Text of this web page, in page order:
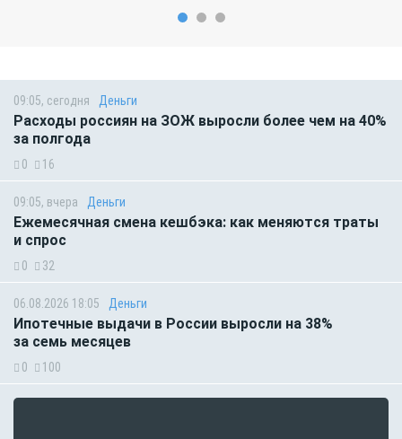
09:05, сегодня Деньги
Расходы россиян на ЗОЖ выросли более чем на 40%
за полгода
0 16
09:05, вчера Деньги
Ежемесячная смена кешбэка: как меняются траты
и спрос
0 32
06.08.2026 18:05 Деньги
Ипотечные выдачи в России выросли на 38%
за семь месяцев
0 100